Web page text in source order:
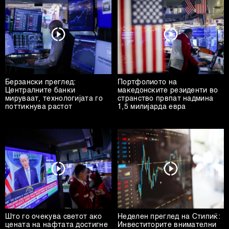
Берзански преглед:
Централните банки
мируваат, технологијата го
поттикнува растот
Портфолиото на
македонските резиденти во
странство првпат надмина
1,5 милијарда евра
Што го очекува светот ако
цената на нафтата достигне
Неделен преглед на Стипиќ:
Инвеститорите внимателни